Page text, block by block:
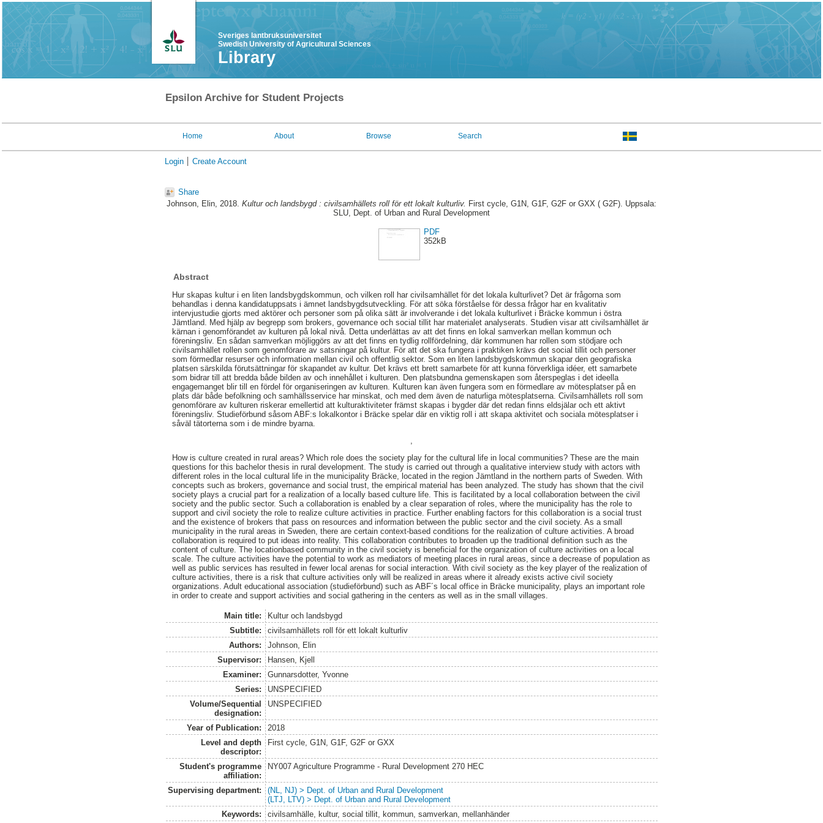
Sveriges lantbruksuniversitet
Swedish University of Agricultural Sciences
Library
Epsilon Archive for Student Projects
Home About Browse Search
Login Create Account
Share
Johnson, Elin, 2018. Kultur och landsbygd : civilsamhällets roll för ett lokalt kulturliv. First cycle, G1N, G1F, G2F or GXX ( G2F). Uppsala:
SLU, Dept. of Urban and Rural Development
PDF
352kB
Abstract
Hur skapas kultur i en liten landsbygdskommun, och vilken roll har civilsamhället för det lokala kulturlivet? Det är frågorna som
behandlas i denna kandidatuppsats i ämnet landsbygdsutveckling. För att söka förståelse för dessa frågor har en kvalitativ
intervjustudie gjorts med aktörer och personer som på olika sätt är involverande i det lokala kulturlivet i Bräcke kommun i östra
Jämtland. Med hjälp av begrepp som brokers, governance och social tillit har materialet analyserats. Studien visar att civilsamhället är
kärnan i genomförandet av kulturen på lokal nivå. Detta underlättas av att det finns en lokal samverkan mellan kommun och
föreningsliv. En sådan samverkan möjliggörs av att det finns en tydlig rollfördelning, där kommunen har rollen som stödjare och
civilsamhället rollen som genomförare av satsningar på kultur. För att det ska fungera i praktiken krävs det social tillit och personer
som förmedlar resurser och information mellan civil och offentlig sektor. Som en liten landsbygdskommun skapar den geografiska
platsen särskilda förutsättningar för skapandet av kultur. Det krävs ett brett samarbete för att kunna förverkliga idéer, ett samarbete
som bidrar till att bredda både bilden av och innehållet i kulturen. Den platsbundna gemenskapen som återspeglas i det ideella
engagemanget blir till en fördel för organiseringen av kulturen. Kulturen kan även fungera som en förmedlare av mötesplatser på en
plats där både befolkning och samhällsservice har minskat, och med dem även de naturliga mötesplatserna. Civilsamhällets roll som
genomförare av kulturen riskerar emellertid att kulturaktiviteter främst skapas i bygder där det redan finns eldsjälar och ett aktivt
föreningsliv. Studieförbund såsom ABF:s lokalkontor i Bräcke spelar där en viktig roll i att skapa aktivitet och sociala mötesplatser i
såväl tätorterna som i de mindre byarna.
How is culture created in rural areas? Which role does the society play for the cultural life in local communities? These are the main
questions for this bachelor thesis in rural development. The study is carried out through a qualitative interview study with actors with
different roles in the local cultural life in the municipality Bräcke, located in the region Jämtland in the northern parts of Sweden. With
concepts such as brokers, governance and social trust, the empirical material has been analyzed. The study has shown that the civil
society plays a crucial part for a realization of a locally based culture life. This is facilitated by a local collaboration between the civil
society and the public sector. Such a collaboration is enabled by a clear separation of roles, where the municipality has the role to
support and civil society the role to realize culture activities in practice. Further enabling factors for this collaboration is a social trust
and the existence of brokers that pass on resources and information between the public sector and the civil society. As a small
municipality in the rural areas in Sweden, there are certain context-based conditions for the realization of culture activities. A broad
collaboration is required to put ideas into reality. This collaboration contributes to broaden up the traditional definition such as the
content of culture. The locationbased community in the civil society is beneficial for the organization of culture activities on a local
scale. The culture activities have the potential to work as mediators of meeting places in rural areas, since a decrease of population as
well as public services has resulted in fewer local arenas for social interaction. With civil society as the key player of the realization of
culture activities, there is a risk that culture activities only will be realized in areas where it already exists active civil society
organizations. Adult educational association (studieförbund) such as ABF´s local office in Bräcke municipality, plays an important role
in order to create and support activities and social gathering in the centers as well as in the small villages.
Main title:
Kultur och landsbygd
Subtitle:
civilsamhällets roll för ett lokalt kulturliv
Authors:
Johnson, Elin
Supervisor:
Hansen, Kjell
Examiner:
Gunnarsdotter, Yvonne
Series:
UNSPECIFIED
Volume/Sequential
designation:
UNSPECIFIED
Year of Publication:
2018
Level and depth
descriptor:
First cycle, G1N, G1F, G2F or GXX
Student's programme
affiliation:
NY007 Agriculture Programme - Rural Development 270 HEC
Supervising department:
(NL, NJ) > Dept. of Urban and Rural Development
(LTJ, LTV) > Dept. of Urban and Rural Development
Keywords:
civilsamhälle, kultur, social tillit, kommun, samverkan, mellanhänder